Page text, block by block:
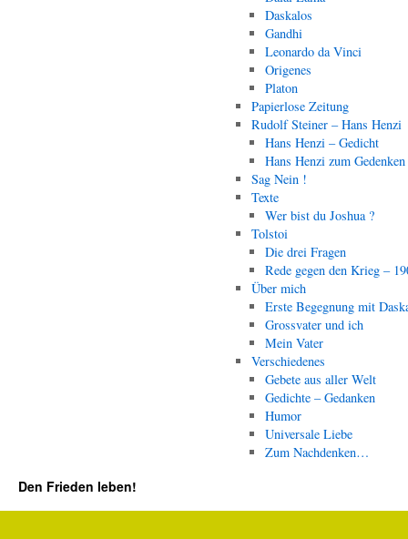
Daskalos
Gandhi
Leonardo da Vinci
Origenes
Platon
Papierlose Zeitung
Rudolf Steiner – Hans Henzi
Hans Henzi – Gedicht
Hans Henzi zum Gedenken
Sag Nein !
Texte
Wer bist du Joshua ?
Tolstoi
Die drei Fragen
Rede gegen den Krieg –
Über mich
Erste Begegnung mit
Grossvater und ich
Mein Vater
Verschiedenes
Gebete aus aller Welt
Gedichte – Gedanken
Humor
Universale Liebe
Zum Nachdenken…
Den Frieden leben!